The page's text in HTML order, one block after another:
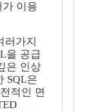
가 이용
가지
을 공급
은 인상
SQL은
적인 면